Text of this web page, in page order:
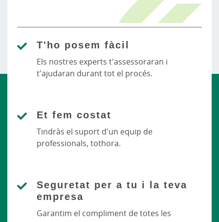
T'ho posem fàcil
Els nostres experts t'assessoraran i
t'ajudaran durant tot el procés.
Et fem costat
Tindràs el suport d'un equip de
professionals, tothora.
Seguretat per a tu i la teva
empresa
Garantim el compliment de totes les